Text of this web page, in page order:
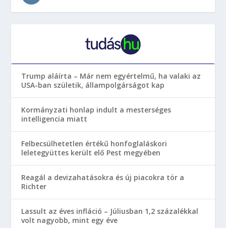
Trump aláírta – Már nem egyértelmű, ha valaki az
USA-ban születik, állampolgárságot kap
Kormányzati honlap indult a mesterséges
intelligencia miatt
Felbecsülhetetlen értékű honfoglaláskori
leletegyüttes került elő Pest megyében
Reagál a devizahatásokra és új piacokra tör a
Richter
Lassult az éves infláció – Júliusban 1,2 százalékkal
volt nagyobb, mint egy éve